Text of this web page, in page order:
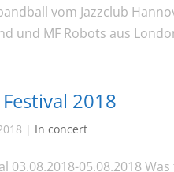
vom Jazzclub
und MF Robots aus
2018
| In concert
03.08.2018-05.08.2018